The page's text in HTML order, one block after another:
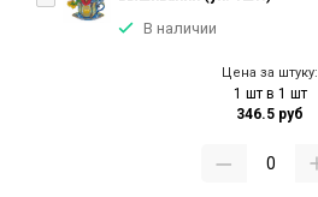
В наличии
Цена за штуку:
1 шт в 1 шт
346.5 руб